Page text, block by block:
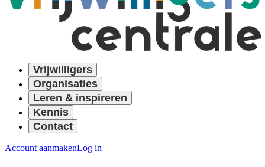
Vrijwilligers
Organisaties
Leren & inspireren
Kennis
Contact
Account aanmakenLog in